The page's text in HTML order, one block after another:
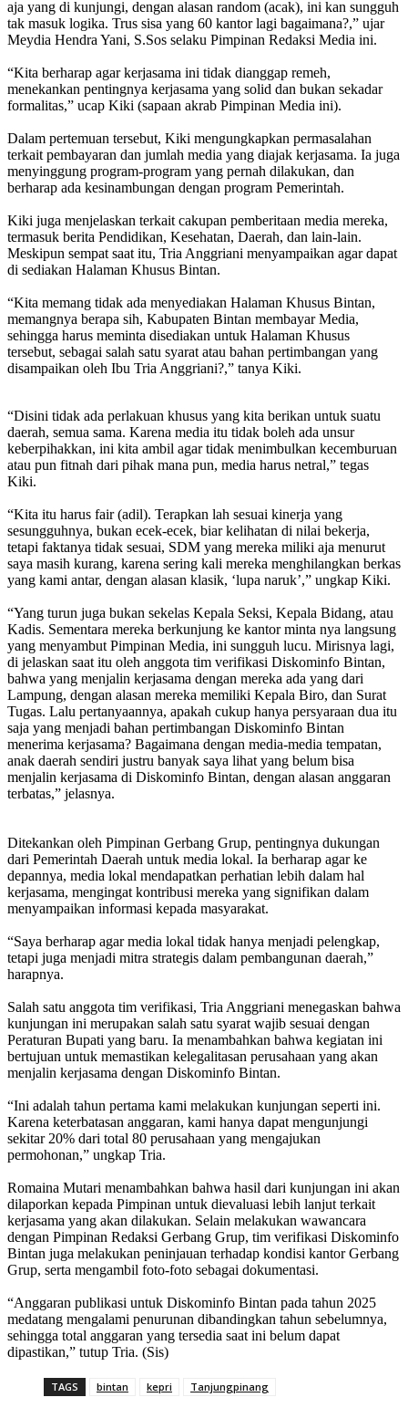
aja yang di kunjungi, dengan alasan random (acak), ini kan sungguh
tak masuk logika. Trus sisa yang 60 kantor lagi bagaimana?,” ujar
Meydia Hendra Yani, S.Sos selaku Pimpinan Redaksi Media ini.
“Kita berharap agar kerjasama ini tidak dianggap remeh,
menekankan pentingnya kerjasama yang solid dan bukan sekadar
formalitas,” ucap Kiki (sapaan akrab Pimpinan Media ini).
Dalam pertemuan tersebut, Kiki mengungkapkan permasalahan
terkait pembayaran dan jumlah media yang diajak kerjasama. Ia juga
menyinggung program-program yang pernah dilakukan, dan
berharap ada kesinambungan dengan program Pemerintah.
Kiki juga menjelaskan terkait cakupan pemberitaan media mereka,
termasuk berita Pendidikan, Kesehatan, Daerah, dan lain-lain.
Meskipun sempat saat itu, Tria Anggriani menyampaikan agar dapat
di sediakan Halaman Khusus Bintan.
“Kita memang tidak ada menyediakan Halaman Khusus Bintan,
memangnya berapa sih, Kabupaten Bintan membayar Media,
sehingga harus meminta disediakan untuk Halaman Khusus
tersebut, sebagai salah satu syarat atau bahan pertimbangan yang
disampaikan oleh Ibu Tria Anggriani?,” tanya Kiki.
“Disini tidak ada perlakuan khusus yang kita berikan untuk suatu
daerah, semua sama. Karena media itu tidak boleh ada unsur
keberpihakkan, ini kita ambil agar tidak menimbulkan kecemburuan
atau pun fitnah dari pihak mana pun, media harus netral,” tegas
Kiki.
“Kita itu harus fair (adil). Terapkan lah sesuai kinerja yang
sesungguhnya, bukan ecek-ecek, biar kelihatan di nilai bekerja,
tetapi faktanya tidak sesuai, SDM yang mereka miliki aja menurut
saya masih kurang, karena sering kali mereka menghilangkan berkas
yang kami antar, dengan alasan klasik, ‘lupa naruk’,” ungkap Kiki.
“Yang turun juga bukan sekelas Kepala Seksi, Kepala Bidang, atau
Kadis. Sementara mereka berkunjung ke kantor minta nya langsung
yang menyambut Pimpinan Media, ini sungguh lucu. Mirisnya lagi,
di jelaskan saat itu oleh anggota tim verifikasi Diskominfo Bintan,
bahwa yang menjalin kerjasama dengan mereka ada yang dari
Lampung, dengan alasan mereka memiliki Kepala Biro, dan Surat
Tugas. Lalu pertanyaannya, apakah cukup hanya persyaraan dua itu
saja yang menjadi bahan pertimbangan Diskominfo Bintan
menerima kerjasama? Bagaimana dengan media-media tempatan,
anak daerah sendiri justru banyak saya lihat yang belum bisa
menjalin kerjasama di Diskominfo Bintan, dengan alasan anggaran
terbatas,” jelasnya.
Ditekankan oleh Pimpinan Gerbang Grup, pentingnya dukungan
dari Pemerintah Daerah untuk media lokal. Ia berharap agar ke
depannya, media lokal mendapatkan perhatian lebih dalam hal
kerjasama, mengingat kontribusi mereka yang signifikan dalam
menyampaikan informasi kepada masyarakat.
“Saya berharap agar media lokal tidak hanya menjadi pelengkap,
tetapi juga menjadi mitra strategis dalam pembangunan daerah,”
harapnya.
Salah satu anggota tim verifikasi, Tria Anggriani menegaskan bahwa
kunjungan ini merupakan salah satu syarat wajib sesuai dengan
Peraturan Bupati yang baru. Ia menambahkan bahwa kegiatan ini
bertujuan untuk memastikan kelegalitasan perusahaan yang akan
menjalin kerjasama dengan Diskominfo Bintan.
“Ini adalah tahun pertama kami melakukan kunjungan seperti ini.
Karena keterbatasan anggaran, kami hanya dapat mengunjungi
sekitar 20% dari total 80 perusahaan yang mengajukan
permohonan,” ungkap Tria.
Romaina Mutari menambahkan bahwa hasil dari kunjungan ini akan
dilaporkan kepada Pimpinan untuk dievaluasi lebih lanjut terkait
kerjasama yang akan dilakukan. Selain melakukan wawancara
dengan Pimpinan Redaksi Gerbang Grup, tim verifikasi Diskominfo
Bintan juga melakukan peninjauan terhadap kondisi kantor Gerbang
Grup, serta mengambil foto-foto sebagai dokumentasi.
“Anggaran publikasi untuk Diskominfo Bintan pada tahun 2025
medatang mengalami penurunan dibandingkan tahun sebelumnya,
sehingga total anggaran yang tersedia saat ini belum dapat
dipastikan,” tutup Tria. (Sis)
TAGS bintan kepri Tanjungpinang